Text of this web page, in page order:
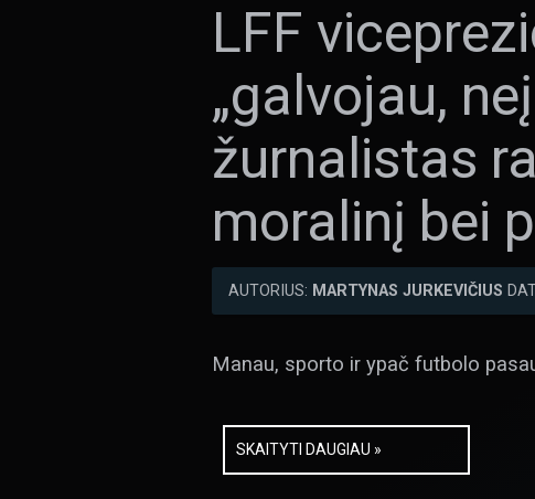
LFF
„galvojau,
žurnalistas
moralinį bei
AUTORIUS: MARTYNAS JURKEVIČIUS
Manau, sporto ir ypač futbolo
SKAITYTI DAUGIAU »